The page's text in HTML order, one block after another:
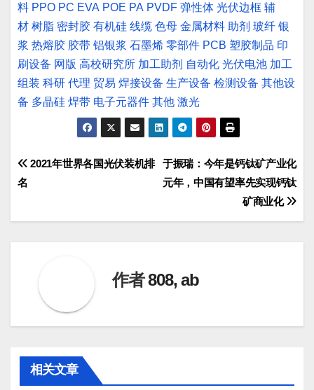
料 PPO PC EVA POE PA PVDF 弹性体 光伏边框 辅
材 树脂 密封胶 有机硅 线缆 色母 金属材料 助剂 玻纤 银
浆 热熔胶 胶带 铝银浆 石墨烯 零部件 PCB 塑胶制品 印
刷设备 网版 高校研究所 加工助剂 自动化 光伏电池 加工
组装 科研 代理 贸易 焊接设备 生产设备 检测设备 其他设
备 多晶硅 焊带 电子元器件 其他 激光
文
章
导
于振瑞：今年是钙钛矿产业化
元年，中国有望率先实现钙钛
矿商业化
2021年世界各国光伏装机排
名
作者808, ab
相关文章